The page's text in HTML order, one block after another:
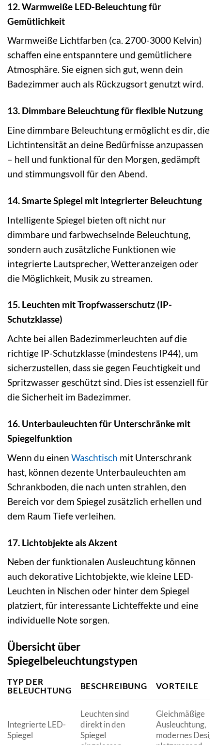
12. Warmweiße LED-Beleuchtung für
Gemütlichkeit
Warmweiße Lichtfarben (ca. 2700-3000 Kelvin)
schaffen eine entspanntere und gemütlichere
Atmosphäre. Sie eignen sich gut, wenn dein
Badezimmer auch als Rückzugsort genutzt wird.
13. Dimmbare Beleuchtung für flexible Nutzung
Eine dimmbare Beleuchtung ermöglicht es dir, die
Lichtintensität an deine Bedürfnisse anzupassen
– hell und funktional für den Morgen, gedämpft
und stimmungsvoll für den Abend.
14. Smarte Spiegel mit integrierter Beleuchtung
Intelligente Spiegel bieten oft nicht nur
dimmbare und farbwechselnde Beleuchtung,
sondern auch zusätzliche Funktionen wie
integrierte Lautsprecher, Wetteranzeigen oder
die Möglichkeit, Musik zu streamen.
15. Leuchten mit Tropfwasserschutz (IP-
Schutzklasse)
Achte bei allen Badezimmerleuchten auf die
richtige IP-Schutzklasse (mindestens IP44), um
sicherzustellen, dass sie gegen Feuchtigkeit und
Spritzwasser geschützt sind. Dies ist essenziell für
die Sicherheit im Badezimmer.
16. Unterbauleuchten für Unterschränke mit
Spiegelfunktion
Wenn du einen Waschtisch mit Unterschrank
hast, können dezente Unterbauleuchten am
Schrankboden, die nach unten strahlen, den
Bereich vor dem Spiegel zusätzlich erhellen und
dem Raum Tiefe verleihen.
17. Lichtobjekte als Akzent
Neben der funktionalen Ausleuchtung können
auch dekorative Lichtobjekte, wie kleine LED-
Leuchten in Nischen oder hinter dem Spiegel
platziert, für interessante Lichteffekte und eine
individuelle Note sorgen.
Übersicht über
Spiegelbeleuchtungstypen
TYP DER
BELEUCHTUNG
BESCHREIBUNG VORTEILE
Integrierte LED-
Spiegel
Leuchten sind
direkt in den
Spiegel
Gleichmäßige
Ausleuchtung,
modernes